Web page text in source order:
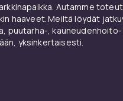
Useimmat
Autamme
haaveet. Meiltä löydät
puutarha-, kauneudenhoito-
yksinkertaisesti.